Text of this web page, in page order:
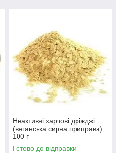
Неактивні харчові дріжджі
(веганська сирна приправа)
100 г
Готово до відправки